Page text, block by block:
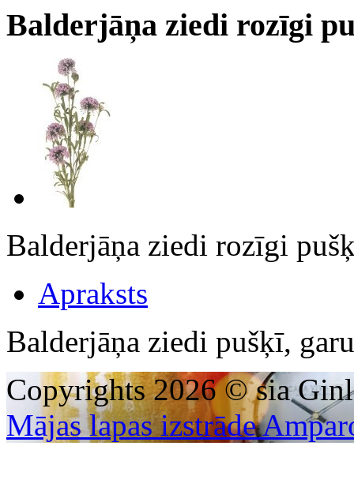
Balderjāņa ziedi rozīgi
Balderjāņa ziedi rozīgi
Apraksts
Balderjāņa ziedi pušķī,
Copyrights 2026 © sia
Mājas lapas izstrāde